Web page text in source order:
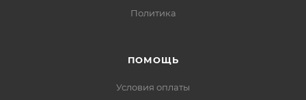
Политика
ПОМОЩЬ
Условия оплаты